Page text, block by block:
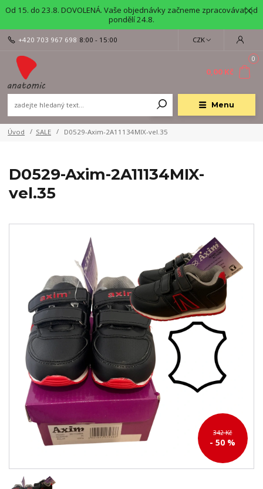
Od 15. do 23.8. DOVOLENÁ. Vaše objednávky začneme zpracovávat od
pondělí 24.8.
Menu
CZK
+420 703 967 698 8:00 - 15:00
0
0,00 Kč
Úvod SALE D0529-Axim-2A11134MIX-vel.35
D0529-Axim-2A11134MIX-
vel.35
342 Kč
- 50 %